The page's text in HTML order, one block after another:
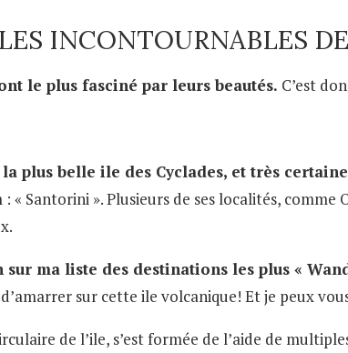
LES INCONTOURNABLES
le plus fasciné par leurs beautés. C’est
plus belle ile des Cyclades, et très
« Santorini ». Plusieurs de ses localités,
ma liste des destinations les plus «
sur cette ile volcanique! Et je peux
de l’ile, s’est formée de l’aide de